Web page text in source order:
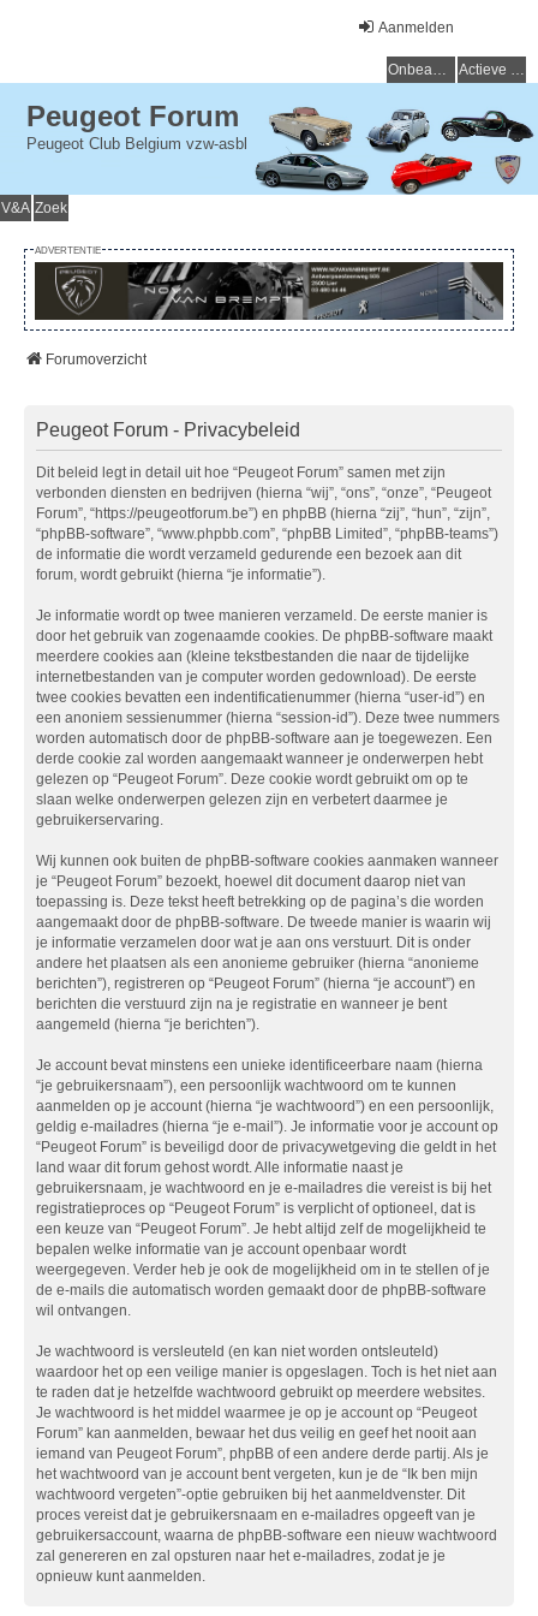
Aanmelden
Onbeantwoorde onderwerpen Actieve onderwerpen
Peugeot Forum
Peugeot Club Belgium vzw-asbl
V&A Zoek
ADVERTENTIE
Forumoverzicht
Peugeot Forum - Privacybeleid
Dit beleid legt in detail uit hoe “Peugeot Forum” samen met zijn
verbonden diensten en bedrijven (hierna “wij”, “ons”, “onze”, “Peugeot
Forum”, “https://peugeotforum.be”) en phpBB (hierna “zij”, “hun”, “zijn”,
“phpBB-software”, “www.phpbb.com”, “phpBB Limited”, “phpBB-teams”)
de informatie die wordt verzameld gedurende een bezoek aan dit
forum, wordt gebruikt (hierna “je informatie”).
Je informatie wordt op twee manieren verzameld. De eerste manier is
door het gebruik van zogenaamde cookies. De phpBB-software maakt
meerdere cookies aan (kleine tekstbestanden die naar de tijdelijke
internetbestanden van je computer worden gedownload). De eerste
twee cookies bevatten een indentificatienummer (hierna “user-id”) en
een anoniem sessienummer (hierna “session-id”). Deze twee nummers
worden automatisch door de phpBB-software aan je toegewezen. Een
derde cookie zal worden aangemaakt wanneer je onderwerpen hebt
gelezen op “Peugeot Forum”. Deze cookie wordt gebruikt om op te
slaan welke onderwerpen gelezen zijn en verbetert daarmee je
gebruikerservaring.
Wij kunnen ook buiten de phpBB-software cookies aanmaken wanneer
je “Peugeot Forum” bezoekt, hoewel dit document daarop niet van
toepassing is. Deze tekst heeft betrekking op de pagina’s die worden
aangemaakt door de phpBB-software. De tweede manier is waarin wij
je informatie verzamelen door wat je aan ons verstuurt. Dit is onder
andere het plaatsen als een anonieme gebruiker (hierna “anonieme
berichten”), registreren op “Peugeot Forum” (hierna “je account”) en
berichten die verstuurd zijn na je registratie en wanneer je bent
aangemeld (hierna “je berichten”).
Je account bevat minstens een unieke identificeerbare naam (hierna
“je gebruikersnaam”), een persoonlijk wachtwoord om te kunnen
aanmelden op je account (hierna “je wachtwoord”) en een persoonlijk,
geldig e-mailadres (hierna “je e-mail”). Je informatie voor je account op
“Peugeot Forum” is beveiligd door de privacywetgeving die geldt in het
land waar dit forum gehost wordt. Alle informatie naast je
gebruikersnaam, je wachtwoord en je e-mailadres die vereist is bij het
registratieproces op “Peugeot Forum” is verplicht of optioneel, dat is
een keuze van “Peugeot Forum”. Je hebt altijd zelf de mogelijkheid te
bepalen welke informatie van je account openbaar wordt
weergegeven. Verder heb je ook de mogelijkheid om in te stellen of je
de e-mails die automatisch worden gemaakt door de phpBB-software
wil ontvangen.
Je wachtwoord is versleuteld (en kan niet worden ontsleuteld)
waardoor het op een veilige manier is opgeslagen. Toch is het niet aan
te raden dat je hetzelfde wachtwoord gebruikt op meerdere websites.
Je wachtwoord is het middel waarmee je op je account op “Peugeot
Forum” kan aanmelden, bewaar het dus veilig en geef het nooit aan
iemand van Peugeot Forum”, phpBB of een andere derde partij. Als je
het wachtwoord van je account bent vergeten, kun je de “Ik ben mijn
wachtwoord vergeten”-optie gebruiken bij het aanmeldvenster. Dit
proces vereist dat je gebruikersnaam en e-mailadres opgeeft van je
gebruikersaccount, waarna de phpBB-software een nieuw wachtwoord
zal genereren en zal opsturen naar het e-mailadres, zodat je je
opnieuw kunt aanmelden.